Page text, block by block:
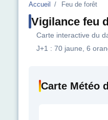
Accueil / Feu de forêt
Vigilance feu
Carte interactive du
J+1 : 70 jaune, 6
Carte Météo